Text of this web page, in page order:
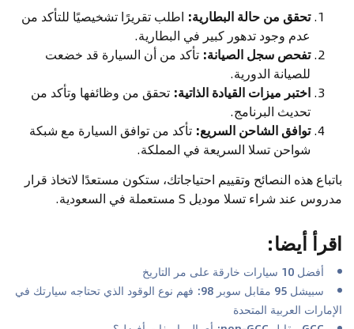
تحقق من حالة البطارية: اطلب تقريرًا تشخيصيًا للتأكد من
عدم وجود تدهور كبير في البطارية.
تفحص سجل الصيانة: تأكد من أن السيارة قد خضعت
للصيانة الدورية.
اختبر ميزات القيادة الذاتية: تحقق من وظائفها وتأكد من
تحديث البرنامج.
توافق الشاحن السريع: تأكد من توافق السيارة مع شبكة
شواحن تسلا السريعة في المملكة.
باتباع هذه النصائح وتقييم احتياجاتك، ستكون مستعدًا لاتخاذ قرار
مدروس عند شراء تسلا موديل S مستعملة في السعودية.
اقرأ أيضا:
أفضل 10 سيارات خارقة على مر التاريخ
سبيشل 95 مقابل سوبر 98: فهم نوع الوقود الذي تحتاجه سيارتك في
الإمارات العربية المتحدة